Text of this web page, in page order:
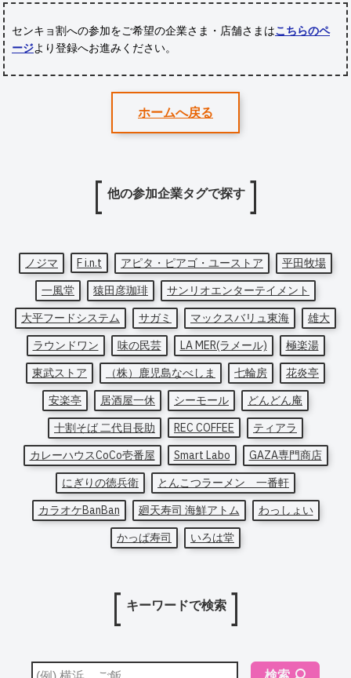
センキョ割への参加をご希望の企業さま・店舗さまはこちらのペ
ージより登録へお進みください。
ホームへ戻る
他の参加企業タグで探す
ノジマ F i.n.t アピタ・ピアゴ・ユーストア
平田牧場
一風堂
猿田彦珈琲
サンリオエンターテイメント
大平フードシステム
サガミ マックスバリュ東海
雄大
ラウンドワン
味の民芸 LA MER(ラメール)
極楽湯
東武ストア
（株）鹿児島なべしま 七輪房
花炎亭
安楽亭
居酒屋一休 シーモール
どんどん庵
十割そば 二代目長助
REC COFFEE
ティアラ
カレーハウスCoCo壱番屋
Smart Labo
GAZA専門商店
にぎりの徳兵衛
とんこつラーメン 一番軒
カラオケBanBan
廻天寿司 海鮮アトム
わっしょい
かっぱ寿司
いろは堂
キーワードで検索